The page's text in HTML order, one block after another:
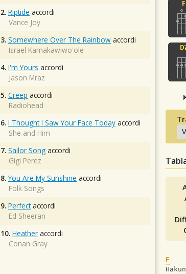
F
2. Riptide accordi
Vance Joy
3. Somewhere Over The Rainbow accordi
Israel Kamakawiwo'ole
4. I'm Yours accordi
Jason Mraz
5. Creep accordi
Radiohead
6. I Thought I Saw Your Face Today accordi
She and Him
7. Sailor Song accordi
Gigi Perez
8. You Are My Sunshine accordi
Folk Songs
9. Perfectaccordi
Ed Sheeran
10. Heather accordi
Conan Gray